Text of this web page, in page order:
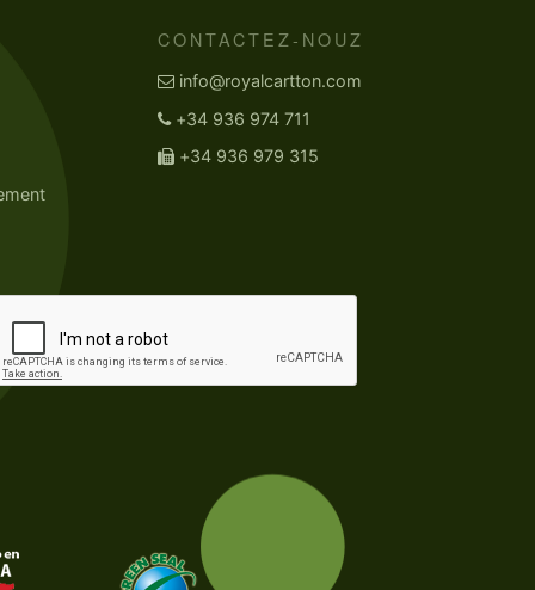
CONTACTEZ-NOUZ
info@royalcartton.com
+34 936 974 711
+34 936 979 315